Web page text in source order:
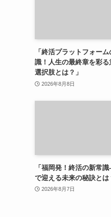
「終活プラットフォー
識！人生の最終章を彩る
選択肢とは？」
2026年8月8日
「福岡発！終活の新常
で迎える未来の秘訣とは
2026年8月7日